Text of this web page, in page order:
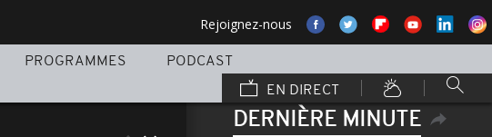
Rejoignez-nous
PROGRAMMES
PODCAST
EN DIRECT
DERNIÈRE MINUTE